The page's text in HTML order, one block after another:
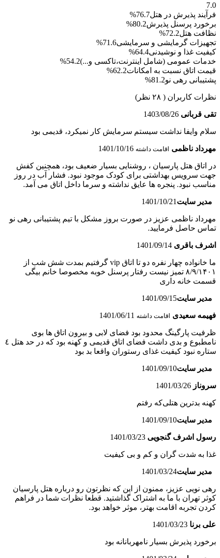
7.0
فرآیند پذیرش در هتل76.7%
برخورد پرسنل پذیرش80.2%
نظافت هتل72.2%
تجهیزات گرمایشی و سرمایشی71.6%
کیفیت غذا و نوشیدنی64.4%
خدمات عمومی (شامل اینترنت،تاکسی و...)54.2%
قیمت اتاق نسبت به امکانات62.2%
پشتیبانی رهی نو81.2%
نظرات کاربران ( ۲۸ نظر)
تقی قربانی 1403/08/26
سلام وایفا نداشت سیستم سرمایش کار نمیکرد، قدیمی بود
مهرداد ناظمی اقامت داشته 1401/10/16
در اتاق هتل پارسیان ، روشنایی بسیار ضعیف بود، همچنین کفش
جهت سرویس بهداشتی برای کودک موجود نبود. فشار آب در روز
مناسب نبود. پنجره ها عایق نداشته و سرما داخل اتاق می آمد.
مدیر سایت 1401/10/21
مهرداد ناظمی عزیز در صورت بروز مشکل با تیم پشتیبانی رهی نو
تماس حاصل فرمایید.
اشرف باقری 1401/09/14
ما خانواده چهار نفره دو تا اتاق vip گرفتیم بمدت شش شب از
۸/۹/۱۴۰۱ تمیز نیست رفتار پرسنل خوبه مخصوصا خانم بیگی
قسمت خانه داری
مدیر سایت1401/09/15
فهیمه سعیدی اقامت داشته 1401/06/11
ظرفیت پارگینگ محدود بود فضای لابی و بیرون اتاق ها بوی
نامطبوع و بدی داشت فضای اتاق قدیمی و کهنه بود که در حد هتل ٤
ستاره نبود کیفیت غذای رستوران واقعا بد بود
مدیر سایت1401/09/10
سروناز 1401/03/26
کهنه بدترین هتلی‌که رفتم
مدیر سایت1401/09/10
رسول اشرف گنجویی 1401/03/23
غذا به شدت گران و کم و بی کیفیت
مدیر سایت1401/03/24
رهی نویی عزیز، ممنون از این که نظرتون رو درباره هتل پارسیان
کوثر تهران با ما به اشتراک گذاشتید. قطعا نظرات شما در فراهم
کردن تجربه اقامت بهتر، موثر خواهد بود.
علی برنا 1401/03/23
برخورد پذیرش بسیار نامهربانانه بود